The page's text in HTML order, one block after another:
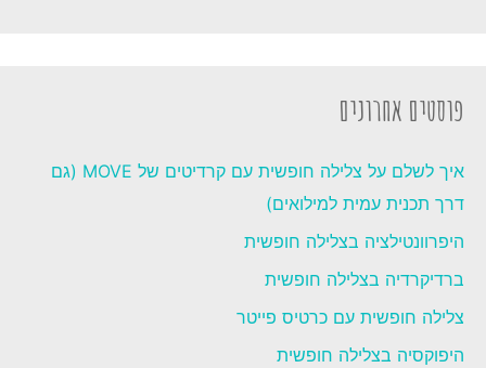
פוסטים אחרונים
איך לשלם על צלילה חופשית עם קרדיטים של MOVE (גם
דרך תכנית עמית למילואים)
היפרוונטילציה בצלילה חופשית
ברדיקרדיה בצלילה חופשית
צלילה חופשית עם כרטיס פייטר
היפוקסיה בצלילה חופשית